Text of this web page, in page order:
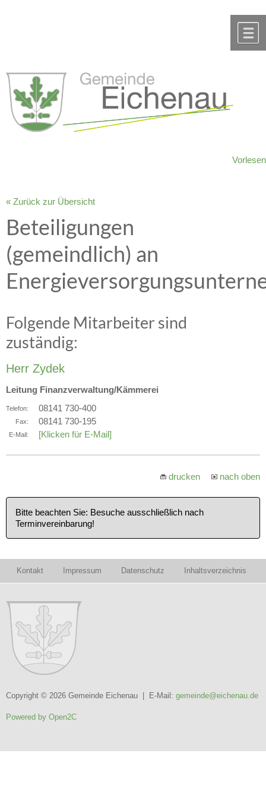
Vorlesen
« Zurück zur Übersicht
Beteiligungen
(gemeindlich) an
Folgende Mitarbeiter sind
zuständig:
Herr Zydek
Leitung Finanzverwaltung/Kämmerei
Telefon: 08141 730-400
Fax: 08141 730-195
E-Mail: [Klicken für E-Mail]
drucken nach oben
Bitte beachten Sie: Besuche ausschließlich nach
Terminvereinbarung!
Kontakt Impressum Datenschutz Inhaltsverzeichnis
Copyright © 2026 Gemeinde Eichenau | E-Mail: gemeinde@eichenau.de
Powered by Open2C